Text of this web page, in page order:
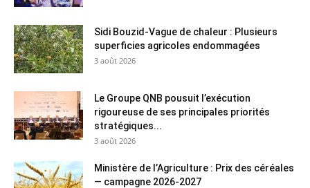
Sidi Bouzid-Vague de chaleur : Plusieurs
superficies agricoles endommagées
3 août 2026
Le Groupe QNB pousuit l’exécution
rigoureuse de ses principales priorités
stratégiques...
3 août 2026
Ministère de l’Agriculture : Prix des céréales
— campagne 2026-2027